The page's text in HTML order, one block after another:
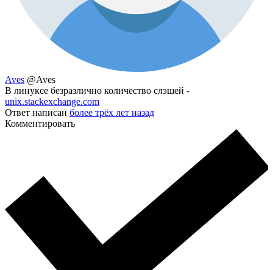
Aves @Aves
В линуксе безразлично количество слэшей -
unix.stackexchange.com
Ответ написан более трёх лет назад
Комментировать